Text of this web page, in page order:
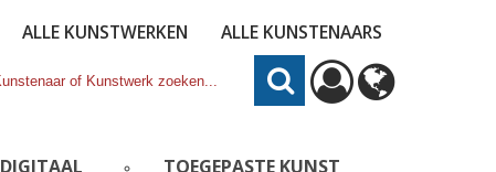
ALLE KUNSTWERKEN ALLE KUNSTENAARS
DIGITAAL TOEGEPASTE KUNST